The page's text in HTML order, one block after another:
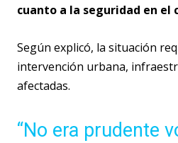
cuanto a la seguridad en el
Según explicó, la situación
intervención urbana,
afectadas.
“No era prudente